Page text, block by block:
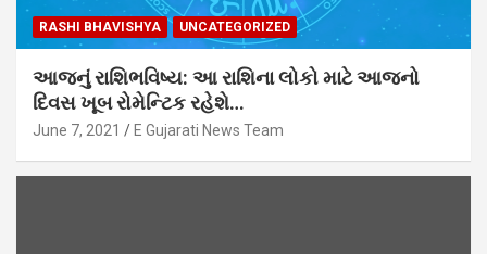
RASHI BHAVISHYA UNCATEGORIZED
આજનું રાશિભવિષ્ય: આ રાશિના લોકો માટે આજનો
દિવસ ખૂબ રોમેન્ટિક રહેશે…
June 7, 2021 E Gujarati News Team